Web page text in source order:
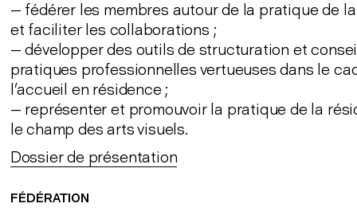
— fédérer les membres autour de la pratique de
et faciliter les collaborations ;
— développer des outils de structuration et
pratiques professionnelles vertueuses dans le
l’accueil en résidence ;
— représenter et promouvoir la pratique de la
le champ des arts visuels.
Dossier de présentation
FÉDÉRATION